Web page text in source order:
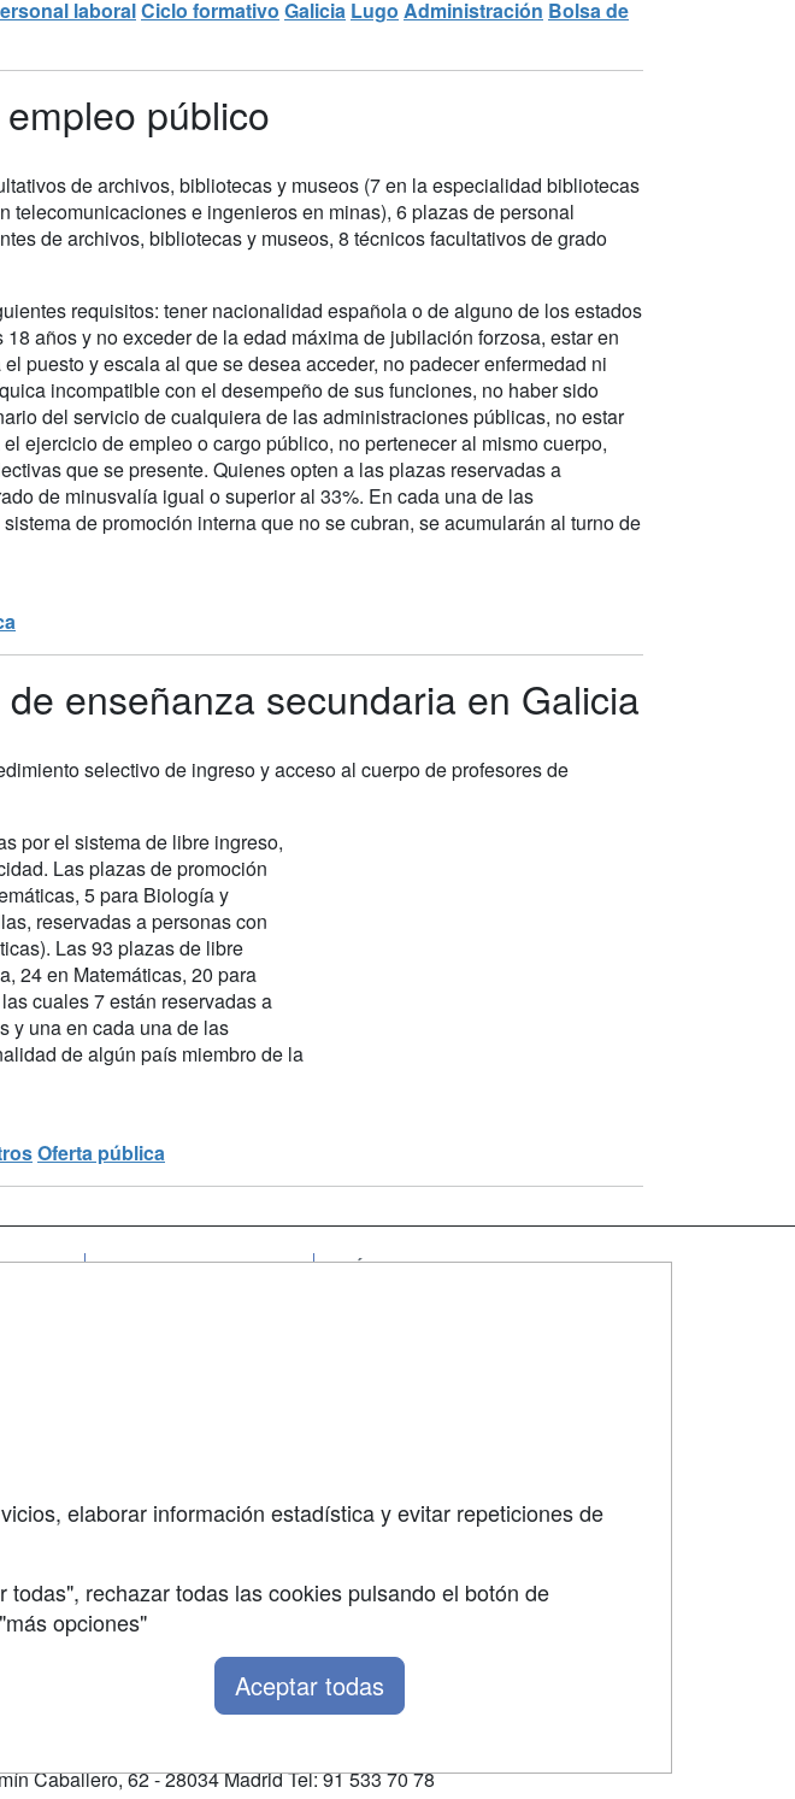
laboralCiclo formativo Galicia Lugo Administración Bolsa de
público
de archivos, bibliotecas y museos (7 en la especialidad bibliotecas
e ingenieros en minas), 6 plazas de personal
de archivos, bibliotecas y museos, 8 técnicos facultativos de grado
requisitos: tener nacionalidad española o de alguno de los estados
años y no exceder de la edad máxima de jubilación forzosa, estar en
puesto y escala al que se desea acceder, no padecer enfermedad ni
incompatible con el desempeño de sus funciones, no haber sido
del servicio de cualquiera de las administraciones públicas, no estar
ejercicio de empleo o cargo público, no pertenecer al mismo cuerpo,
que se presente. Quienes opten a las plazas reservadas a
de minusvalía igual o superior al 33%. En cada una de las
de promoción interna que no se cubran, se acumularán al turno de
enseñanza secundaria en Galicia
selectivo de ingreso y acceso al cuerpo de profesores de
por el sistema de libre ingreso,
Las plazas de promoción
5 para Biología y
reservadas a personas con
Las 93 plazas de libre
24 en Matemáticas, 20 para
cuales 7 están reservadas a
y una en cada una de las
de algún país miembro de la
Oferta pública
SÍGUENOS EN:
Caballero, 62 - 28034 Madrid Tel: 91 533 70 78
elaborar información estadística y evitar repeticiones de
rechazar todas las cookies pulsando el botón de
opciones"
Aceptar todas